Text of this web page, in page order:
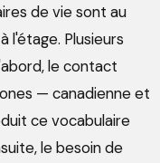
de vie sont au
l'étage. Plusieurs
le contact
— canadienne et
ce vocabulaire
le besoin de